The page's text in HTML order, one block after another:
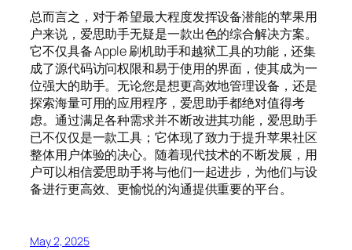
总而言之，对于希望最大程度发挥设备潜能的苹果用
户来说，爱思助手无疑是一款出色的综合解决方案。
它不仅具备 Apple 刷机助手和越狱工具的功能，还集
成了源代码访问权限和易于使用的界面，使其成为一
位强大的助手。无论您是想更高效地管理设备，还是
探索海量可用的应用程序，爱思助手都绝对值得考
虑。通过满足各种需求并不断改进其功能，爱思助手
已不仅仅是一款工具；它体现了致力于提升苹果社区
整体用户体验的决心。随着现代技术的不断发展，用
户可以相信爱思助手将与他们一起进步，为他们与设
备进行更高效、更愉悦的沟通提供重要的平台。
May 2, 2025